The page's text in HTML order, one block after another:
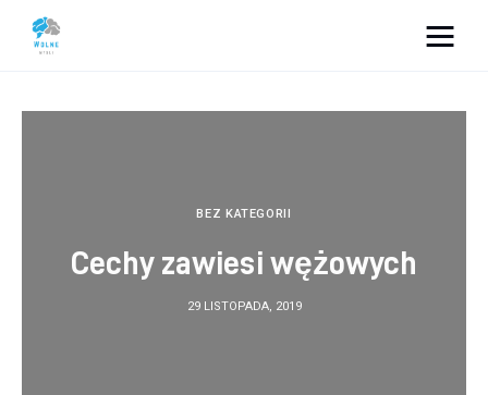
Dom i ogród
BEZ KATEGORII
Cechy zawiesi wężowych
29 LISTOPADA, 2019